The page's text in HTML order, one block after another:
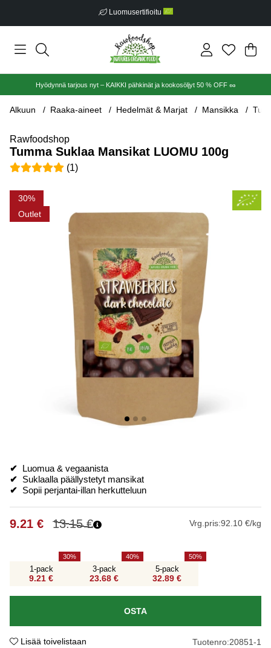
Luomusertifioitu
.
Hyödynnä tarjous nyt – KAIKKI pähkinät ja kookosöljyt 50 % OFF 🥜
Alkuun Raaka-aineet Hedelmät & Marjat Mansikka
Rawfoodshop
Tumma Suklaa Mansikat LUOMU 100g
Keskiarvoluokitus 5 / 5 Arvioiden määrä 1
(1)
30
Outlet
Tuotekuvat Tumma Suklaa Mansikat LUOMU 100g
✔
Luomua & vegaanista
✔ Suklaalla päällystetyt mansikat
✔ Sopii perjantai-illan herkutteluun
13.15€
9.21 € Vrg.pris:92.10 €/kg
1-pack
9.21 €
30
3-pack
23.68 €
40
5-pack
32.89 €
50
OSTA
Lisää toivelistaan Tuotenro:20851-1